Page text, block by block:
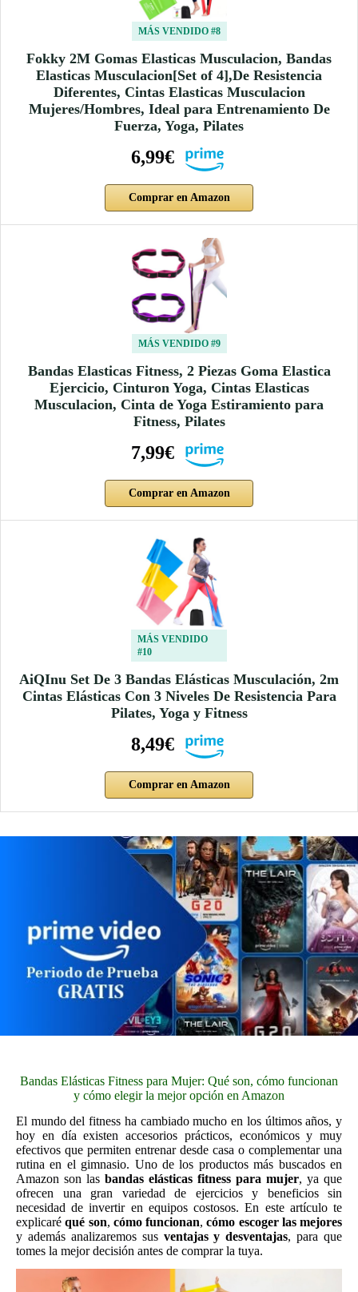
MÁS VENDIDO #8
Fokky 2M Gomas Elasticas Musculacion, Bandas
Elasticas Musculacion[Set of 4],De Resistencia
Diferentes, Cintas Elasticas Musculacion
Mujeres/Hombres, Ideal para Entrenamiento De
Fuerza, Yoga, Pilates
6,99€
Comprar en Amazon
MÁS VENDIDO #9
Bandas Elasticas Fitness, 2 Piezas Goma Elastica
Ejercicio, Cinturon Yoga, Cintas Elasticas
Musculacion, Cinta de Yoga Estiramiento para
Fitness, Pilates
7,99€
Comprar en Amazon
MÁS VENDIDO
#10
AiQInu Set De 3 Bandas Elásticas Musculación, 2m
Cintas Elásticas Con 3 Niveles De Resistencia Para
Pilates, Yoga y Fitness
8,49€
Comprar en Amazon
Bandas Elásticas Fitness para Mujer: Qué son, cómo funcionan
y cómo elegir la mejor opción en Amazon
El mundo del fitness ha cambiado mucho en los últimos años, y
hoy en día existen accesorios prácticos, económicos y muy
efectivos que permiten entrenar desde casa o complementar una
rutina en el gimnasio. Uno de los productos más buscados en
Amazon son las bandas elásticas fitness para mujer, ya que
ofrecen una gran variedad de ejercicios y beneficios sin
necesidad de invertir en equipos costosos. En este artículo te
explicaréqué son, cómo funcionan,cómo escoger las mejores
y además analizaremos sus ventajas y desventajas, para que
tomes la mejor decisión antes de comprar la tuya.